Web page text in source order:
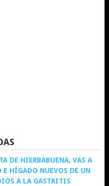
DE HIERBABUENA, VAS A
E HÍGADO NUEVOS DE UN
A LA GASTRITIS